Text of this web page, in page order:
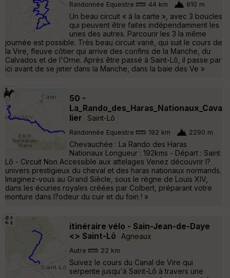
Randonnée Equestre 44 km 610 m
Un beau circuit « à la carte », avec 3 boucles
qui peuvent être faites indépendamment les
unes des autres. Parcourir les 3 la même
journée est possible. Très beau circuit varié, qui suit le cours de
la Vire, fleuve côtier qui arrive des confins de la Manche, du
Calvados et de l'Orne. Après être passé à Saint-Lô, il passe par
ici avant de se jeter dans la Manche, dans la baie des Ve »
50 -
La_Rando_des_Haras_Nationaux_Cava
lier
Saint-Lô
Randonnée Equestre 192 km 2290 m
Chevauchée : La Rando des Haras
Nationaux Longueur : 192kms - Départ : Saint
Lô - Circuit Non Accessible aux attelages Venez découvrir l?
univers prestigieux du cheval et des haras nationaux normands.
Imaginez-vous au Grand Siècle, sous le règne de Louis XIV,
dans les écuries royales créées par Colbert, préparant votre
monture dans l?odeur du cuir et du foin ! »
itinéraire vélo - Sain-Jean-de-Daye
<> Saint-Lô
Agneaux
Autre 22 km
Suivez le cours du Canal de Vire qui
serpente jusqu'à Saint-Lô à travers une